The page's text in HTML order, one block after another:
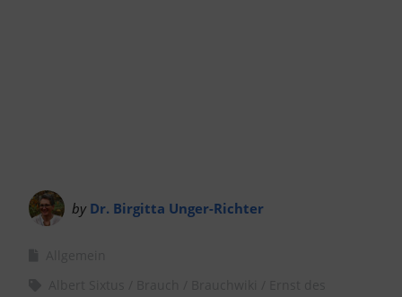
by Dr. Birgitta Unger-Richter